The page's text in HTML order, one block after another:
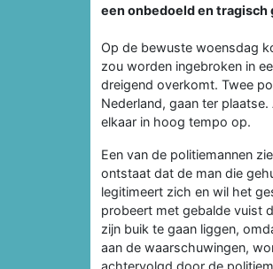
een onbedoeld en tragisch
Op de bewuste woensdag
zou worden ingebroken in
dreigend overkomt. Twee
Nederland, gaan ter
elkaar in hoog tempo op.
Een van de politiemannen
ontstaat dat de man die
legitimeert zich en wil het
probeert met gebalde vuist
zijn buik te gaan liggen,
aan de waarschuwingen,
achtervolgd door de